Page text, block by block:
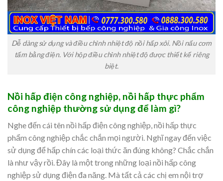
Dễ dàng sử dụng và điều chỉnh nhiệt độ nồi hấp xôi. Nồi nấu cơm
tấm bằng điện. Với hộp điều chỉnh nhiệt độ được thiết kế riêng
biệt.
Nồi hấp điện công nghiệp, nồi hấp thực phẩm
công nghiệp thường sử dụng để làm gì?
Nghe đến cái tên nồi hấp điện công nghiệp, nồi hấp thực
phẩm công nghiệp chắc chắn mọi người. Nghĩ ngay đến việc
sử dụng để hấp chín các loại thức ăn đúng không? Chắc chắn
là như vậy rồi. Đây là một trong những loại nồi hấp công
nghiệp sử dụng điện đa năng. Mà tất cả các chị em nội trợ